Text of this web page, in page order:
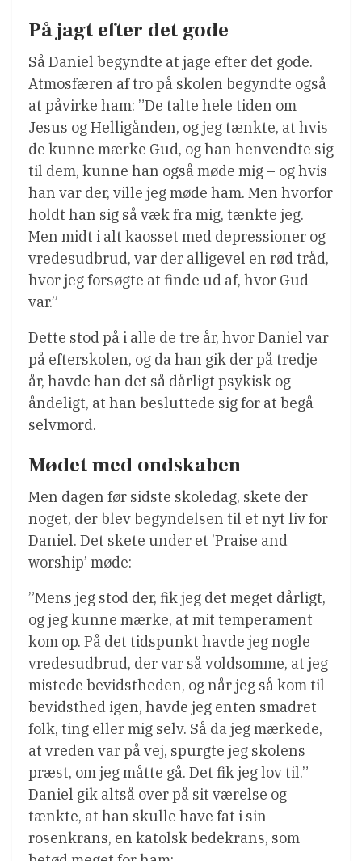
På jagt efter det gode
Så Daniel begyndte at jage efter det gode.
Atmosfæren af tro på skolen begyndte også
at påvirke ham: ”De talte hele tiden om
Jesus og Helligånden, og jeg tænkte, at hvis
de kunne mærke Gud, og han henvendte sig
til dem, kunne han også møde mig – og hvis
han var der, ville jeg møde ham. Men hvorfor
holdt han sig så væk fra mig, tænkte jeg.
Men midt i alt kaosset med depressioner og
vredesudbrud, var der alligevel en rød tråd,
hvor jeg forsøgte at finde ud af, hvor Gud
var.”
Dette stod på i alle de tre år, hvor Daniel var
på efterskolen, og da han gik der på tredje
år, havde han det så dårligt psykisk og
åndeligt, at han besluttede sig for at begå
selvmord.
Mødet med ondskaben
Men dagen før sidste skoledag, skete der
noget, der blev begyndelsen til et nyt liv for
Daniel. Det skete under et ’Praise and
worship’ møde:
”Mens jeg stod der, fik jeg det meget dårligt,
og jeg kunne mærke, at mit temperament
kom op. På det tidspunkt havde jeg nogle
vredesudbrud, der var så voldsomme, at jeg
mistede bevidstheden, og når jeg så kom til
bevidsthed igen, havde jeg enten smadret
folk, ting eller mig selv. Så da jeg mærkede,
at vreden var på vej, spurgte jeg skolens
præst, om jeg måtte gå. Det fik jeg lov til.”
Daniel gik altså over på sit værelse og
tænkte, at han skulle have fat i sin
rosenkrans, en katolsk bedekrans, som